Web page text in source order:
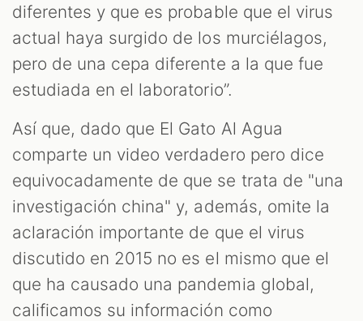
diferentes y que es probable que el virus
actual haya surgido de los murciélagos,
pero de una cepa diferente a la que fue
estudiada en el laboratorio”.
Así que, dado que El Gato Al Agua
comparte un video verdadero pero dice
equivocadamente de que se trata de "una
investigación china" y, además, omite la
aclaración importante de que el virus
discutido en 2015 no es el mismo que el
que ha causado una pandemia global,
calificamos su información como